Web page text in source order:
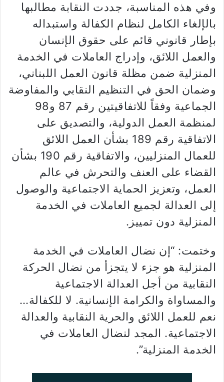
وفي هذه المناسبة، جددت النقابة مطالبها
بالإلغاء الكامل لنظام الكفالة واستبداله
بإطار قانوني قائم على حقوق الإنسان
والعمل اللائق، وإدراج العاملات في الخدمة
المنزلية ضمن مظلة قانون العمل اللبناني،
وضمان الحق في التنظيم النقابي والمفاوضة
الجماعية وفقاً للاتفاقيتين رقم 87 و98
لمنظمة العمل الدولية، والتصديق على
الاتفاقية رقم 189 بشأن العمل اللائق
للعمال المنزليين، والاتفاقية رقم 190 بشأن
القضاء على العنف والتحرش في عالم
العمل، وتعزيز الحماية الاجتماعية والوصول
إلى العدالة لجميع العاملات في الخدمة
المنزلية دون تمييز.
وختمت: “إن نضال العاملات في الخدمة
المنزلية هو جزء لا يتجزأ من نضال الحركة
النقابية من أجل العدالة الاجتماعية
والمساواة والكرامة الإنسانية. لا للكفالة…
نعم للعمل اللائق والحرية النقابية والعدالة
الاجتماعية. المجد لنضال العاملات في
الخدمة المنزلية”.